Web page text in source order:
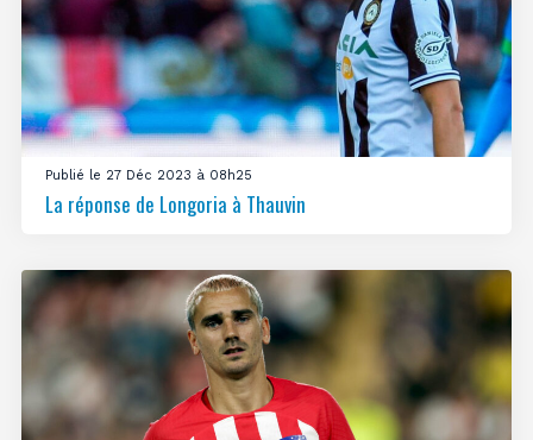
Publié le 27 Déc 2023 à 08h25
La réponse de Longoria à Thauvin